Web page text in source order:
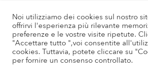
Noi utilizziamo dei cookies sul nostro
offrirvi l'esperienza più rilevante
preferenze e le vostre visite ripetute.
"Accettare tutto ",voi consentite
cookies. Tuttavia, potete cliccare su
per fornire un consenso controllato.